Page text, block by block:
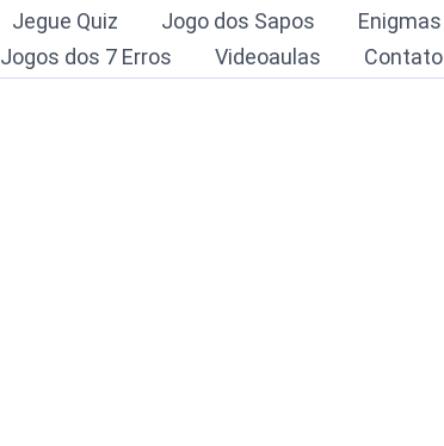
Jegue Quiz Jogo dos Sapos Enigmas
Jogos dos 7 Erros Videoaulas Contato